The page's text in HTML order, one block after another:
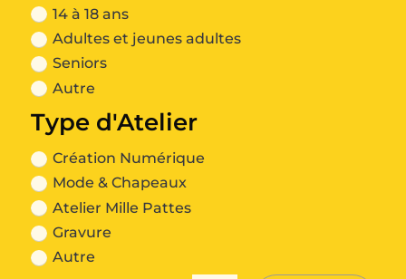
14 à 18 ans
Adultes et jeunes adultes
Seniors
Autre
Type d'Atelier
Création Numérique
Mode & Chapeaux
Atelier Mille Pattes
Gravure
Autre